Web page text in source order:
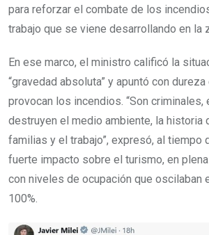
para reforzar el combate de los
trabajo que se viene desarrollando en la
En ese marco, el ministro calificó la
“gravedad absoluta” y apuntó con
provocan los incendios. “Son criminales,
destruyen el medio ambiente, la historia
familias y el trabajo”, expresó, al tiempo
fuerte impacto sobre el turismo, en
con niveles de ocupación que oscilaban
100%.